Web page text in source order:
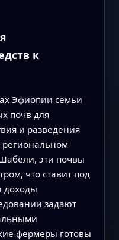
к
Эфиопии семьи
почв для
и разведения
эти почвы
что ставит под
доходы
задают
фермеры готовы